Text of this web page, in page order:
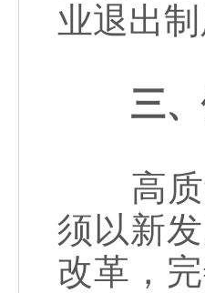
业退出
三
高质量
须以新
改革，